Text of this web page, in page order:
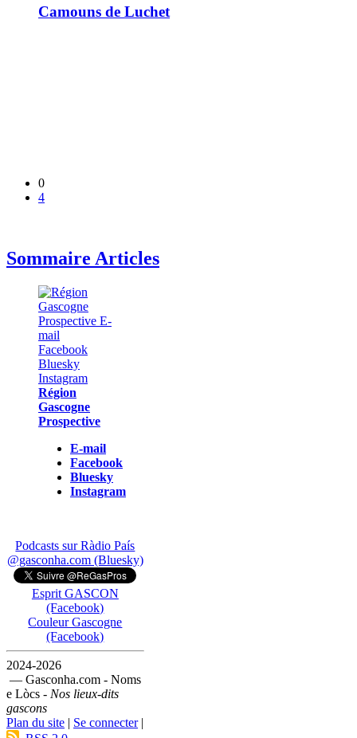
Camouns de Luchet
0
4
Sommaire Articles
Région
Gascogne
Prospective
E-mail
Facebook
Bluesky
Instagram
Podcasts sur Ràdio País
@gasconha.com (Bluesky)
Esprit GASCON
(Facebook)
Couleur Gascogne
(Facebook)
2024-2026
— Gasconha.com - Noms
e Lòcs - Nos lieux-dits
gascons
Plan du site | Se connecter|